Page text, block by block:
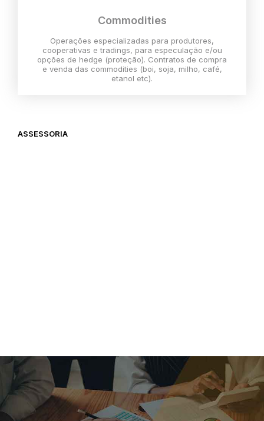
Commodities
Operações especializadas para produtores,
cooperativas e tradings, para especulação e/ou
opções de hedge (proteção). Contratos de compra
e venda das commodities (boi, soja, milho, café,
etanol etc).
ASSESSORIA